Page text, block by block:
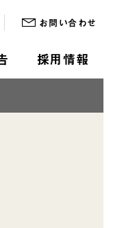
採用情報
お問い合わせ